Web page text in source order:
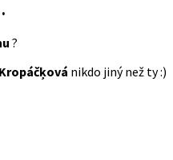
?
nikdo jiný než ty :)